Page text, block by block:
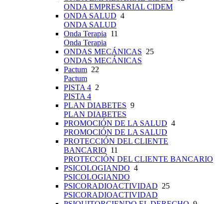
ONDA EMPRESARIAL CIDEM
ONDA SALUD 4
ONDA SALUD
Onda Terapia 11
Onda Terapia
ONDAS MECÁNICAS 25
ONDAS MECÁNICAS
Pactum 22
Pactum
PISTA 4 2
PISTA 4
PLAN DIABETES 9
PLAN DIABETES
PROMOCIÓN DE LA SALUD 4
PROMOCIÓN DE LA SALUD
PROTECCIÓN DEL CLIENTE
BANCARIO 11
PROTECCIÓN DEL CLIENTE BANCARIO
PSICOLOGIANDO 4
PSICOLOGIANDO
PSICORADIOACTIVIDAD 25
PSICORADIOACTIVIDAD